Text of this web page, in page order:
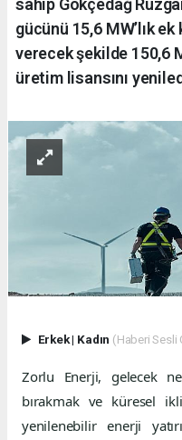
sahip Gökçedağ
gücünü 15,6 MW’lık
verecek şekilde 150,6
üretim lisansını
Erkek| Kadın (Haberi Sesli
Zorlu Enerji, gelecek
bırakmak ve küresel
yenilenebilir enerji